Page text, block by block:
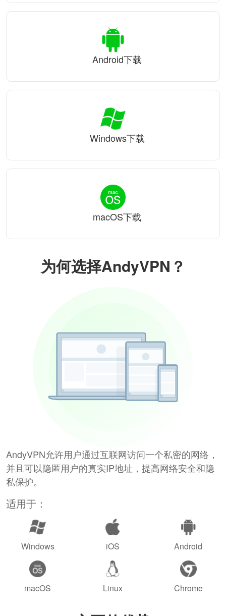
为何选择AndyVPN？
AndyVPN允许用户通过互联网访问一个私密的网络，
并且可以隐匿用户的真实IP地址，提高网络安全和隐
私保护。
适用于：
Windows iOS Android
macOS Linux Chrome
Android下载
Windows下载
macOS下载